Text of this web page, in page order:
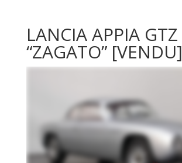
LANCIA APPIA GTZ
“ZAGATO” [VENDU]